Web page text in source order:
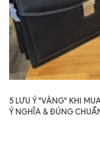
5 LƯU Ý "VÀNG" KHI
Ý NGHĨA & ĐÚNG